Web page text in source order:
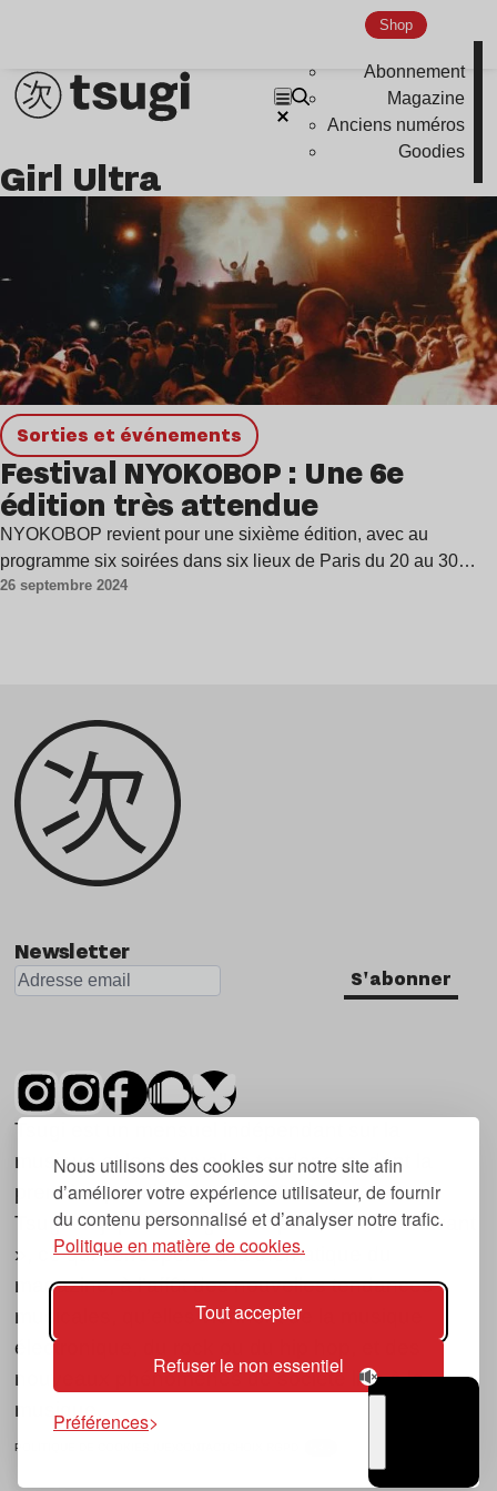
Nous utilisons des cookies sur notre site afin
d’améliorer votre expérience utilisateur, de fournir
du contenu personnalisé et d’analyser notre trafic.
Politique en matière de cookies.
Tout accepter
Refuser le non essentiel
Préférences
Shop
Abonnement
Magazine
Anciens numéros
Goodies
Global Club
Indie
Girl Ultra
Sorties et événements
Festival NYOKOBOP : Une 6e
édition très attendue
NYOKOBOP revient pour une sixième édition, avec au
programme six soirées dans six lieux de Paris du 20 au 30…
26 septembre 2024
Newsletter
S'abonner
Tsugi est un mensuel indépendant sur la
musique et les nouvelles tendances, dont la
première parution date de 2007.
Tsugi en japonais signifie « prochain », « suivant
», ce qui correspond à la thématique du
magazine, à l’affût des nouvelles tendances
musicales, qu’elles viennent de la musique
électronique, du rock ou du hip hop, et des
nouveaux phénomènes de société liés à la
musique.
POLITIQUE DE COOKIES (UE)